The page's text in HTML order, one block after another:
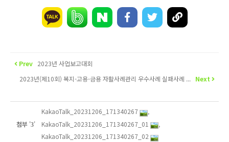
Prev 2023년 사업보고대회
2023년(제10회) 복지-고용-금용 자활사례관리 우수사례 실패사례 ... Next
첨부 '3'
KakaoTalk_20231206_171340267
,
KakaoTalk_20231206_171340267_01
,
KakaoTalk_20231206_171340267_02